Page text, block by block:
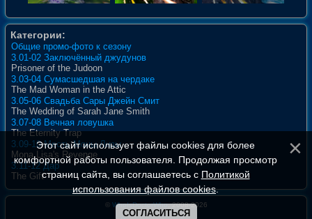
Категории:
Общие промо-фото к сезону
3.01-02 Заключённый джудунов
Prisoner of the Judoon
3.03-04 Сумасшедшая на чердаке
The Mad Woman in the Attic
3.05-06 Свадьба Сары Джейн Смит
The Wedding of Sarah Jane Smith
3.07-08 Вечная ловушка
The Eternity Trap
3.09-10 Месть Моны Лизы
Mona Lisa's Revenge
3.11-12 Дар
The Gift
© WhoIsDoctorWho, 2008-2026
Этот сайт использует файлы cookies для более
комфортной работы пользователя. Продолжая просмотр
страниц сайта, вы соглашаетесь с Политикой
использования файлов cookies.
СОГЛАСИТЬСЯ